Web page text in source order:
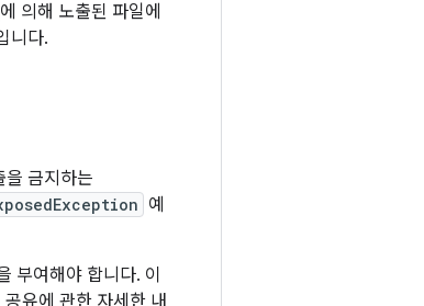
에 의해 노출된 파일에
니다.
을 금지하는
예
부여해야 합니다. 이